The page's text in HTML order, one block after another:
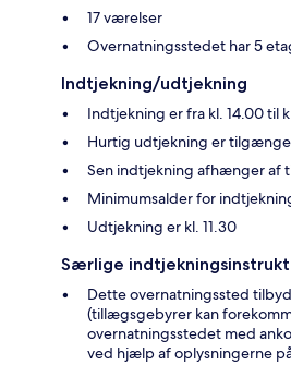
17 værelser
Overnatningsstedet har 5
Indtjekning/udtjekning
Indtjekning er fra kl. 14.00 til
Hurtig udtjekning er
Sen indtjekning afhænger af
Minimumsalder for
Udtjekning er kl. 11.30
Særlige
Dette overnatningssted
(tillægsgebyrer kan
overnatningsstedet med
ved hjælp af oplysningerne